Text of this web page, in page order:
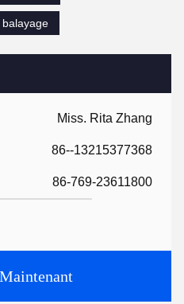
Miss. Rita Zhang
86--13215377368
86-769-23611800